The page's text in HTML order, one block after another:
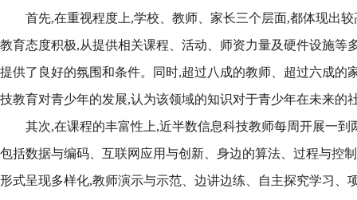
首先,在重视程度上,学校、教师、家长三个层面,都体现出
教育态度积极,从提供相关课程、活动、师资力量及硬件设施等
提供了良好的氛围和条件。同时,超过八成的教师、超过六成的
技教育对青少年的发展,认为该领域的知识对于青少年在未来的
其次,在课程的丰富性上,近半数信息科技教师每周开展一到
包括数据与编码、互联网应用与创新、身边的算法、过程与控
形式呈现多样化,教师演示与示范、边讲边练、自主探究学习、